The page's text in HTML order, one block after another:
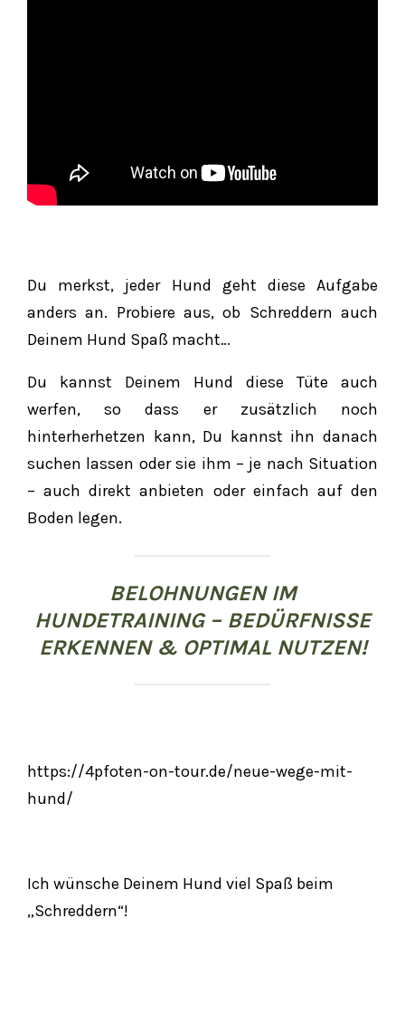
Du merkst, jeder Hund geht diese Aufgabe
anders an. Probiere aus, ob Schreddern auch
Deinem Hund Spaß macht…
Du kannst Deinem Hund diese Tüte auch
werfen, so dass er zusätzlich noch
hinterherhetzen kann, Du kannst ihn danach
suchen lassen oder sie ihm – je nach Situation
– auch direkt anbieten oder einfach auf den
Boden legen.
BELOHNUNGEN IM
HUNDETRAINING – BEDÜRFNISSE
ERKENNEN & OPTIMAL NUTZEN!
https://4pfoten-on-tour.de/neue-wege-mit-
hund/
Ich wünsche Deinem Hund viel Spaß beim
„Schreddern“!